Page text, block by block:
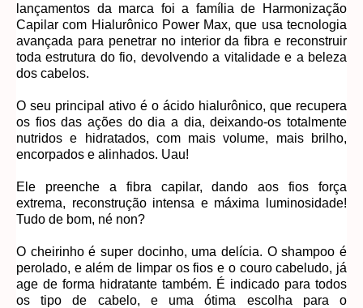
lançamentos da marca foi a família de Harmonização
Capilar com Hialurônico Power Max, que usa tecnologia
avançada para penetrar no interior da fibra e reconstruir
toda estrutura do fio, devolvendo a vitalidade e a beleza
dos cabelos.
O seu principal ativo é o ácido hialurônico, que recupera
os fios das ações do dia a dia, deixando-os totalmente
nutridos e hidratados, com mais volume, mais brilho,
encorpados e alinhados. Uau!
Ele preenche a fibra capilar, dando aos fios força
extrema, reconstrução intensa e máxima luminosidade!
Tudo de bom, né non?
O cheirinho é super docinho, uma delícia. O shampoo é
perolado, e além de limpar os fios e o couro cabeludo, já
age de forma hidratante também. É indicado para todos
os tipo de cabelo, e uma ótima escolha para o